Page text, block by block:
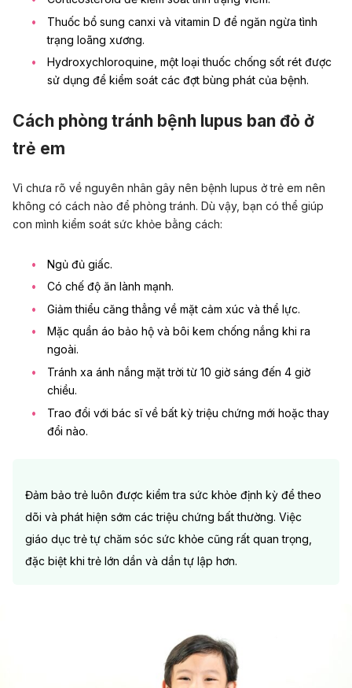
Thuốc bổ sung canxi và vitamin D để ngăn ngừa tình
trạng loãng xương.
Hydroxychloroquine, một loại thuốc chống sốt rét được
sử dụng để kiểm soát các đợt bùng phát của bệnh.
Cách phòng tránh bệnh lupus ban đỏ ở
trẻ em
Vì chưa rõ về nguyên nhân gây nên bệnh lupus ở trẻ em nên
không có cách nào để phòng tránh. Dù vậy, bạn có thể giúp
con mình kiểm soát sức khỏe bằng cách:
Ngủ đủ giấc.
Có chế độ ăn lành mạnh.
Giảm thiểu căng thẳng về mặt cảm xúc và thể lực.
Mặc quần áo bảo hộ và bôi kem chống nắng khi ra
ngoài.
Tránh xa ánh nắng mặt trời từ 10 giờ sáng đến 4 giờ
chiều.
Trao đổi với bác sĩ về bất kỳ triệu chứng mới hoặc thay
đổi nào.
Đảm bảo trẻ luôn được kiểm tra sức khỏe định kỳ để theo
dõi và phát hiện sớm các triệu chứng bất thường. Việc
giáo dục trẻ tự chăm sóc sức khỏe cũng rất quan trọng,
đặc biệt khi trẻ lớn dần và dần tự lập hơn.